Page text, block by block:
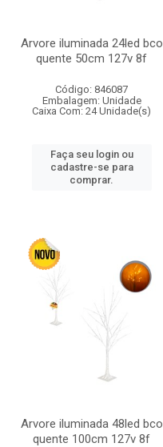
Arvore iluminada 24led bco
quente 50cm 127v 8f
Código: 846087
Embalagem: Unidade
Caixa Com: 24 Unidade(s)
Faça seu login ou
cadastre-se para
comprar.
Arvore iluminada 48led bco
quente 100cm 127v 8f